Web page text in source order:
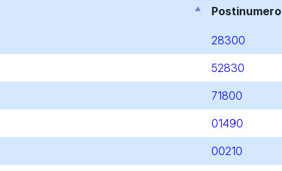
Postinumero
28300
52830
71800
01490
00210